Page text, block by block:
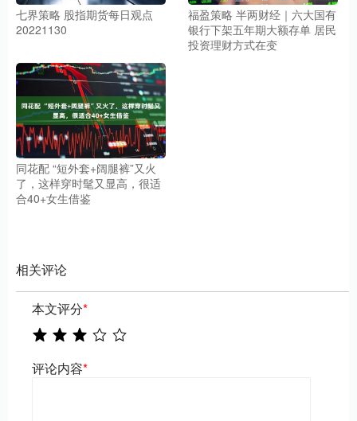
七界策略 股指期货每日观点
20221130
福盈策略 半两财经｜六大国有
银行下架五年期大额存单 居民
投资理财方式在变
同花配 “短外套+阔腿裤”又火
了，这样穿时髦又显高，很适
合40+女生借鉴
相关评论
本文评分*
评论内容*